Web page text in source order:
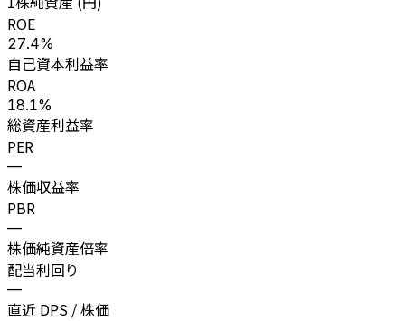
ROE
27.4%
自己資本利益率
ROA
18.1%
総資産利益率
PER
—
株価収益率
PBR
—
株価純資産倍率
配当利回り
—
直近 DPS / 株価